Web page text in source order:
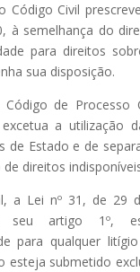
Código Civil
à semelhança do
para direitos
sua disposição.
de Processo
a utilização
de Estado e de
direitos
a Lei nº 31, de 29
seu artigo 1º,
para qualquer
esteja submetido